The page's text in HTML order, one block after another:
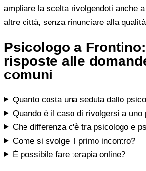
ampliare la scelta rivolgendoti anche
altre città, senza rinunciare alla
Psicologo a
risposte alle
comuni
Quanto costa una seduta dallo
Quando è il caso di rivolgersi a uno
Che differenza c'è tra psicologo e
Come si svolge il primo incontro?
È possibile fare terapia online?